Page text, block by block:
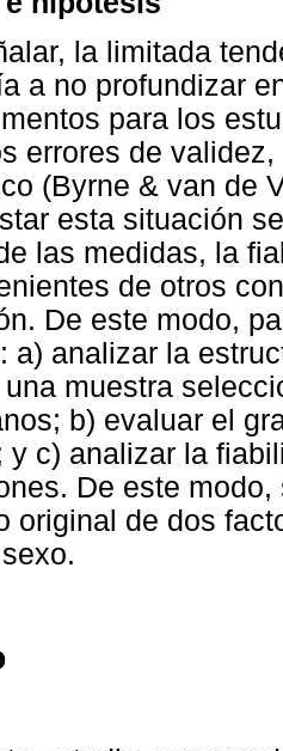
la limitada
a no profundizar
para los
errores de
(Byrne & van de
esta situación
las medidas, la
de otros
De este modo,
a) analizar la
muestra
b) evaluar el
y c) analizar la
De este
original de dos